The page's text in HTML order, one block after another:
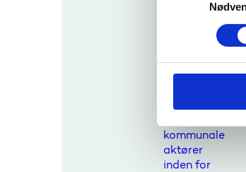
v
e Erasmus+
morgendage
europæiske
Partnerskabs
kommunale
aktører
inden for